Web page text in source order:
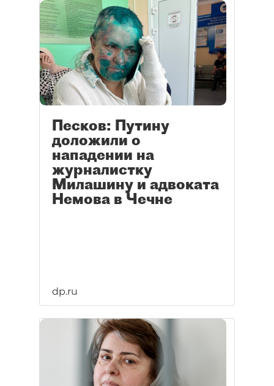
Песков: Путину
доложили о
нападении на
журналистку
Милашину и адвоката
Немова в Чечне
dp.ru